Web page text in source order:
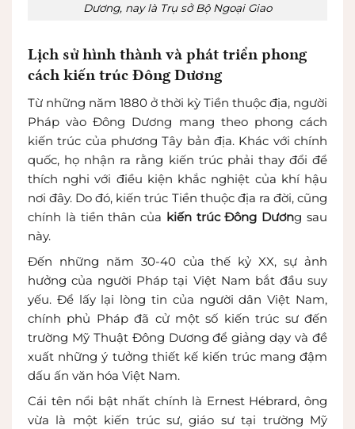
Dương, nay là Trụ sở Bộ Ngoại Giao
Lịch sử hình thành và phát triển phong
cách kiến trúc Đông Dương
Từ những năm 1880 ở thời kỳ Tiền thuộc địa, người
Pháp vào Đông Dương mang theo phong cách
kiến trúc của phương Tây bản địa. Khác với chính
quốc, họ nhận ra rằng kiến trúc phải thay đổi để
thích nghi với điều kiện khắc nghiệt của khí hậu
nơi đây. Do đó, kiến trúc Tiền thuộc địa ra đời, cũng
chính là tiền thân của kiến trúc Đông Dương sau
này.
Đến những năm 30-40 của thế kỷ XX, sự ảnh
hưởng của người Pháp tại Việt Nam bắt đầu suy
yếu. Để lấy lại lòng tin của người dân Việt Nam,
chính phủ Pháp đã cử một số kiến trúc sư đến
trường Mỹ Thuật Đông Dương để giảng dạy và đề
xuất những ý tưởng thiết kế kiến trúc mang đậm
dấu ấn văn hóa Việt Nam.
Cái tên nổi bật nhất chính là Ernest Hébrard, ông
vừa là một kiến trúc sư, giáo sư tại trường Mỹ